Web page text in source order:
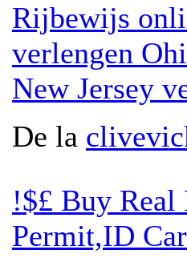
Rijbewijs
verlengen
New Jersey
De la
!$£ Buy Real
Permit,ID